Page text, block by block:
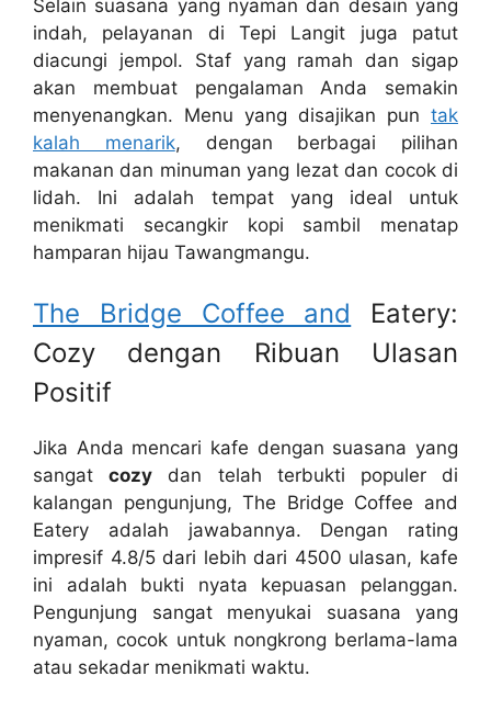
Selain suasana yang nyaman dan desain yang
indah, pelayanan di Tepi Langit juga patut
diacungi jempol. Staf yang ramah dan sigap
akan membuat pengalaman Anda semakin
menyenangkan. Menu yang disajikan pun tak
kalah menarik, dengan berbagai pilihan
makanan dan minuman yang lezat dan cocok di
lidah. Ini adalah tempat yang ideal untuk
menikmati secangkir kopi sambil menatap
hamparan hijau Tawangmangu.
The Bridge Coffee and Eatery:
Cozy dengan Ribuan Ulasan
Positif
Jika Anda mencari kafe dengan suasana yang
sangatcozy dan telah terbukti populer di
kalangan pengunjung, The Bridge Coffee and
Eatery adalah jawabannya. Dengan rating
impresif 4.8/5 dari lebih dari 4500 ulasan, kafe
ini adalah bukti nyata kepuasan pelanggan.
Pengunjung sangat menyukai suasana yang
nyaman, cocok untuk nongkrong berlama-lama
atau sekadar menikmati waktu.